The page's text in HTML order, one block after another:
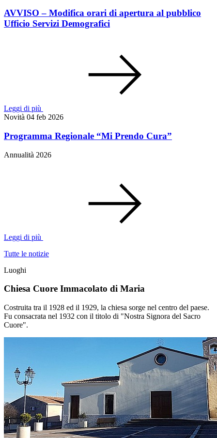
AVVISO – Modifica orari di apertura al pubblico
Ufficio Servizi Demografici
Leggi di più
Novità 04 feb 2026
Programma Regionale “Mi Prendo Cura”
Annualità 2026
Leggi di più
Tutte le notizie
Luoghi
Chiesa Cuore Immacolato di Maria
Costruita tra il 1928 ed il 1929, la chiesa sorge nel centro del paese.
Fu consacrata nel 1932 con il titolo di "Nostra Signora del Sacro
Cuore".